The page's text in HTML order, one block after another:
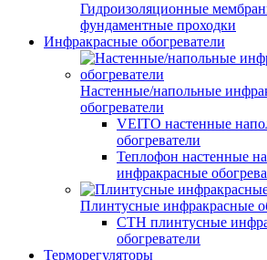
Гидроизоляционные
фундаментные проходки
Инфракрасные обогреватели
Настенные/напольные
обогреватели
VEITO настенные
обогреватели
Теплофон настенные
инфракрасные
Плинтусные инфракрасные
СТН плинтусные
обогреватели
Терморегуляторы